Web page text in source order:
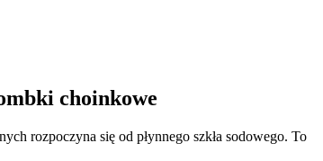
choinkowe
rozpoczyna się od płynnego szkła sodowego. To